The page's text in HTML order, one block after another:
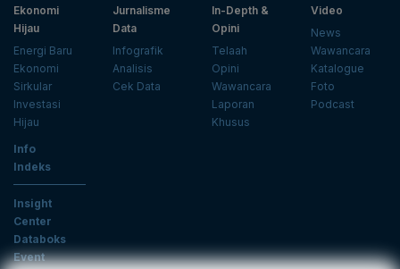
Ekonomi
Hijau
Energi Baru
Ekonomi
Sirkular
Investasi
Hijau
Jurnalisme
Data
Infografik
Analisis
Cek Data
In-Depth &
Opini
Telaah
Opini
Wawancara
Laporan
Khusus
Video
News
Wawancara
Katalogue
Foto
Podcast
Info
Indeks
Insight
Center
Databoks
Event